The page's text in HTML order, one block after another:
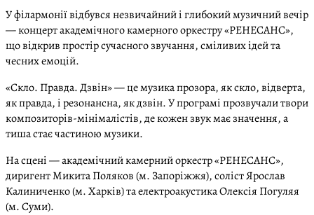
У філармонії відбувся незвичайний і глибокий музичний вечір
— концерт академічного камерного оркестру «РЕНЕСАНС»,
що відкрив простір сучасного звучання, сміливих ідей та
чесних емоцій.
«Скло. Правда. Дзвін» — це музика прозора, як скло, відверта,
як правда, і резонансна, як дзвін. У програмі прозвучали твори
композиторів-мінімалістів, де кожен звук має значення, а
тиша стає частиною музики.
На сцені — академічний камерний оркестр «РЕНЕСАНС»,
диригент Микита Поляков (м. Запоріжжя), соліст Ярослав
Калиниченко (м. Харків) та електроакустика Олексія Погуляя
(м. Суми).